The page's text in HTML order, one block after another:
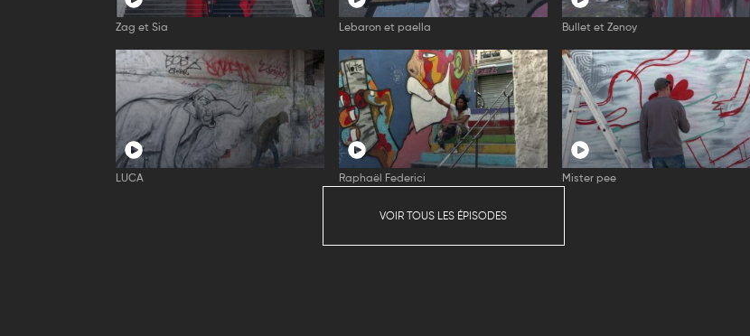
Zag et Sia Lebaron et paella Bullet et Zenoy
LUCA Raphaël Federici Mister pee
VOIR TOUS LES ÉPISODES